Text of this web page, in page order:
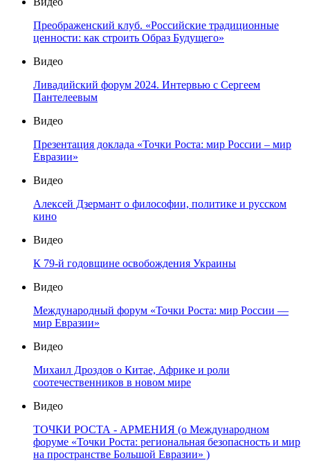
Преображенский клуб. «Российские традиционные
ценности: как строить Образ Будущего»
Видео
Ливадийский форум 2024. Интервью с Сергеем
Пантелеевым
Видео
Презентация доклада «Точки Роста: мир России – мир
Евразии»
Видео
Алексей Дзермант о философии, политике и русском
кино
Видео
К 79-й годовщине освобождения Украины
Видео
Международный форум «Точки Роста: мир России —
мир Евразии»
Видео
Михаил Дроздов о Китае, Африке и роли
соотечественников в новом мире
Видео
ТОЧКИ РОСТА - АРМЕНИЯ (о Международном
форуме «Точки Роста: региональная безопасность и мир
на пространстве Большой Евразии» )